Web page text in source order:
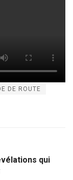
DE ROUTE
qui